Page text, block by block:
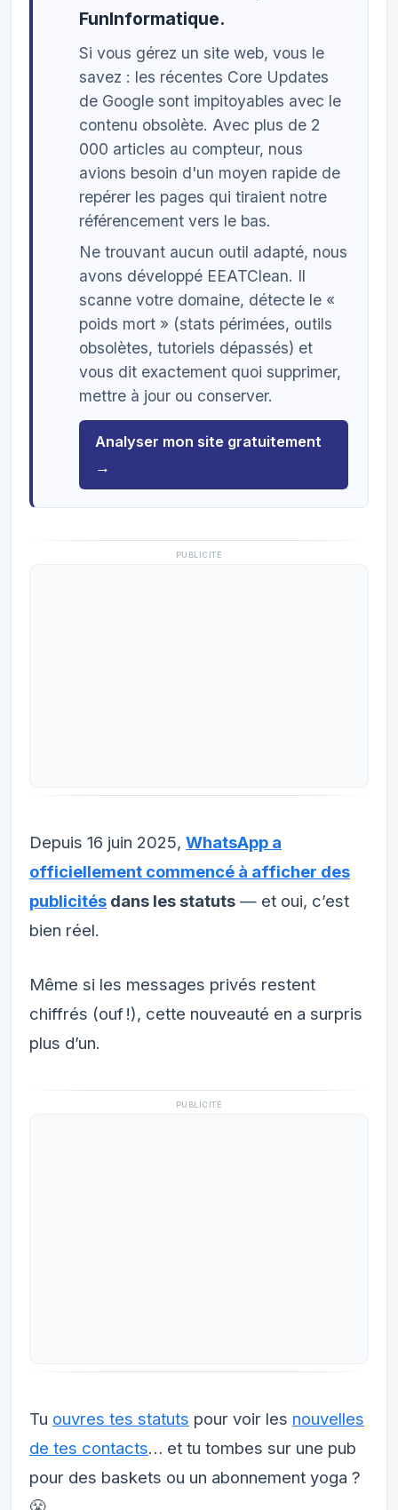
FunInformatique.
Si vous gérez un site web, vous le
savez : les récentes Core Updates
de Google sont impitoyables avec le
contenu obsolète. Avec plus de 2
000 articles au compteur, nous
avions besoin d'un moyen rapide de
repérer les pages qui tiraient notre
référencement vers le bas.
Ne trouvant aucun outil adapté, nous
avons développé EEATClean. Il
scanne votre domaine, détecte le «
poids mort » (stats périmées, outils
obsolètes, tutoriels dépassés) et
vous dit exactement quoi supprimer,
mettre à jour ou conserver.
Analyser mon site gratuitement
→
PUBLICITÉ
Depuis 16 juin 2025, WhatsApp a
officiellement commencé à afficher des
publicités dans les statuts — et oui, c’est
bien réel.
Même si les messages privés restent
chiffrés (ouf !), cette nouveauté en a surpris
plus d’un.
PUBLICITÉ
Tu ouvres tes statuts pour voir les nouvelles
de tes contacts… et tu tombes sur une pub
pour des baskets ou un abonnement yoga ?